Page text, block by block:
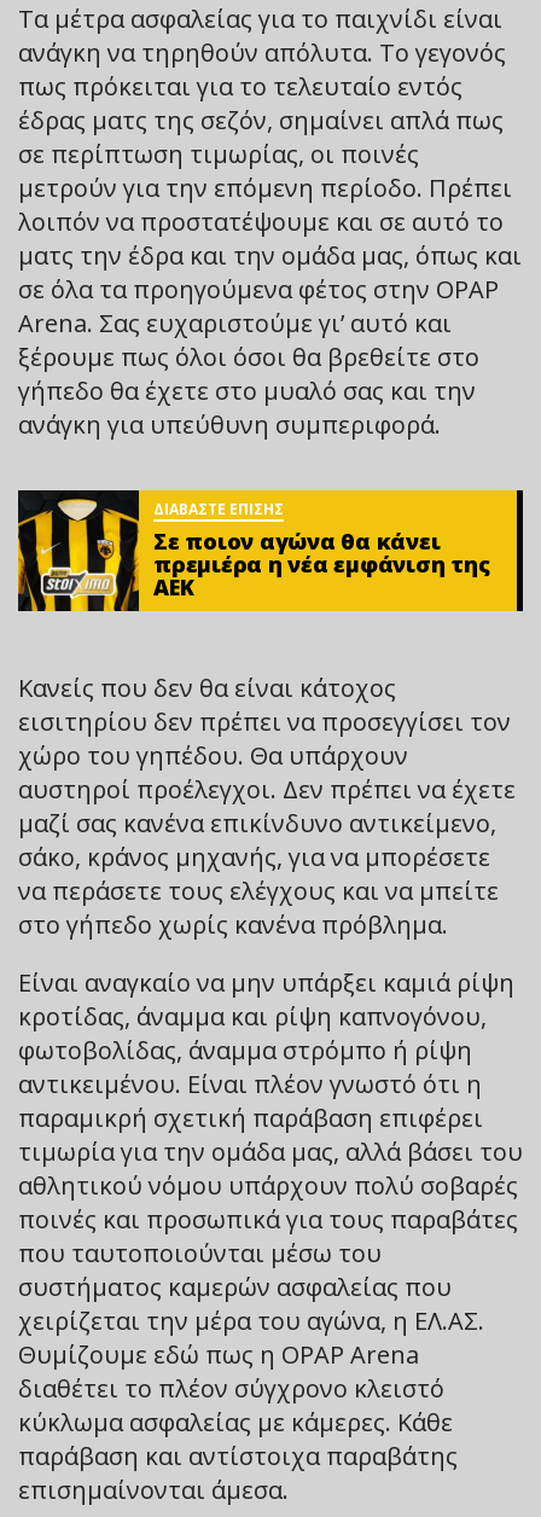
Τα μέτρα ασφαλείας για το παιχνίδι είναι
ανάγκη να τηρηθούν απόλυτα. Το γεγονός
πως πρόκειται για το τελευταίο εντός
έδρας ματς της σεζόν, σημαίνει απλά πως
σε περίπτωση τιμωρίας, οι ποινές
μετρούν για την επόμενη περίοδο. Πρέπει
λοιπόν να προστατέψουμε και σε αυτό το
ματς την έδρα και την ομάδα μας, όπως και
σε όλα τα προηγούμενα φέτος στην OPAP
Arena. Σας ευχαριστούμε γι’ αυτό και
ξέρουμε πως όλοι όσοι θα βρεθείτε στο
γήπεδο θα έχετε στο μυαλό σας και την
ανάγκη για υπεύθυνη συμπεριφορά.
ΔΙΑΒΑΣΤΕ ΕΠΙΣΗΣ
Σε ποιον αγώνα θα κάνει
πρεμιέρα η νέα εμφάνιση της
ΑΕΚ
Κανείς που δεν θα είναι κάτοχος
εισιτηρίου δεν πρέπει να προσεγγίσει τον
χώρο του γηπέδου. Θα υπάρχουν
αυστηροί προέλεγχοι. Δεν πρέπει να έχετε
μαζί σας κανένα επικίνδυνο αντικείμενο,
σάκο, κράνος μηχανής, για να μπορέσετε
να περάσετε τους ελέγχους και να μπείτε
στο γήπεδο χωρίς κανένα πρόβλημα.
Είναι αναγκαίο να μην υπάρξει καμιά ρίψη
κροτίδας, άναμμα και ρίψη καπνογόνου,
φωτοβολίδας, άναμμα στρόμπο ή ρίψη
αντικειμένου. Είναι πλέον γνωστό ότι η
παραμικρή σχετική παράβαση επιφέρει
τιμωρία για την ομάδα μας, αλλά βάσει του
αθλητικού νόμου υπάρχουν πολύ σοβαρές
ποινές και προσωπικά για τους παραβάτες
που ταυτοποιούνται μέσω του
συστήματος καμερών ασφαλείας που
χειρίζεται την μέρα του αγώνα, η ΕΛ.ΑΣ.
Θυμίζουμε εδώ πως η OPAP Arena
διαθέτει το πλέον σύγχρονο κλειστό
κύκλωμα ασφαλείας με κάμερες. Κάθε
παράβαση και αντίστοιχα παραβάτης
επισημαίνονται άμεσα.